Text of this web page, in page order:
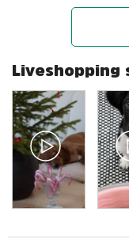
Liveshopping